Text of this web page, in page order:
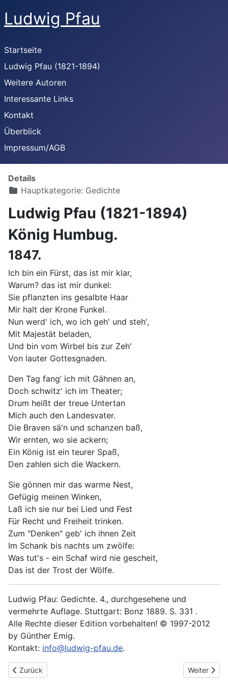
Ludwig Pfau
Startseite
Ludwig Pfau (1821-1894)
Weitere Autoren
Interessante Links
Kontakt
Überblick
Impressum/AGB
Details
Hauptkategorie: Gedichte
Ludwig Pfau (1821-1894)
König Humbug.
1847.
Ich bin ein Fürst, das ist mir klar,
Warum? das ist mir dunkel:
Sie pflanzten ins gesalbte Haar
Mir halt der Krone Funkel.
Nun werd' ich, wo ich geh' und steh',
Mit Majestät beladen,
Und bin vom Wirbel bis zur Zeh'
Von lauter Gottesgnaden.
Den Tag fang’ ich mit Gähnen an,
Doch schwitz' ich im Theater;
Drum heißt der treue Untertan
Mich auch den Landesvater.
Die Braven sä'n und schanzen baß,
Wir ernten, wo sie ackern;
Ein König ist ein teurer Spaß,
Den zahlen sich die Wackern.
Sie gönnen mir das warme Nest,
Gefügig meinen Winken,
Laß ich sie nur bei Lied und Fest
Für Recht und Freiheit trinken.
Zum "Denken" geb' ich ihnen Zeit
Im Schank bis nachts um zwölfe:
Was tut's - ein Schaf wird nie gescheit,
Das ist der Trost der Wölfe.
Ludwig Pfau: Gedichte. 4., durchgesehene und
vermehrte Auflage. Stuttgart: Bonz 1889. S. 331 .
Alle Rechte dieser Edition vorbehalten! © 1997-2012
by Günther Emig.
Kontakt: info@ludwig-pfau.de.
Vorheriger Beitrag: Das Lied von der deutschen Treue
Zurück Nächster
Weiter